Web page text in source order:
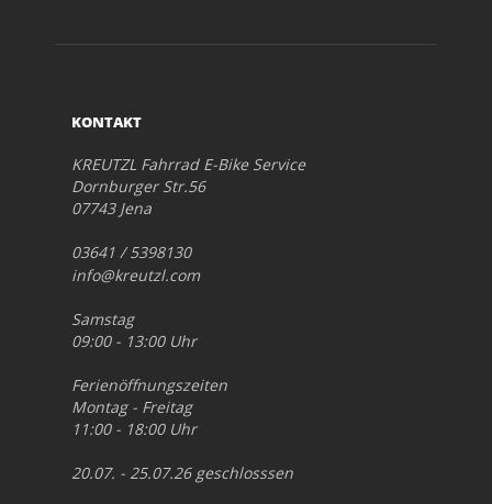
KONTAKT
KREUTZL Fahrrad E-Bike Service
Dornburger Str.56
07743 Jena
03641 / 5398130
info@kreutzl.com
Samstag
09:00 - 13:00 Uhr
Ferienöffnungszeiten
Montag - Freitag
11:00 - 18:00 Uhr
20.07. - 25.07.26 geschlosssen